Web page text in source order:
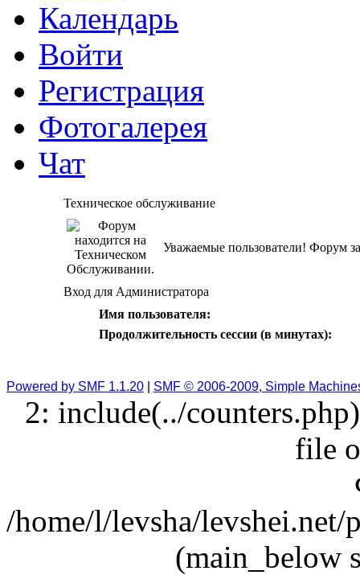
Календарь
Войти
Регистрация
Фотогалерея
Чат
Техническое обслуживание
Уважаемые пользователи! Форум
Вход для Администратора
Имя пользователя:
Продолжительность сессии (в минутах):
Powered by SMF 1.1.20 SMF © 2006-2009, Simple
2: include(../
file
/home/l/levsha/
(main_below